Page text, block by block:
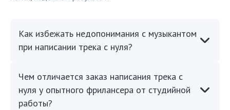
Как избежать недопонимания с музыкантом
при написании трека с нуля?
Чем отличается заказ написания трека с
нуля у опытного фрилансера от студийной
работы?